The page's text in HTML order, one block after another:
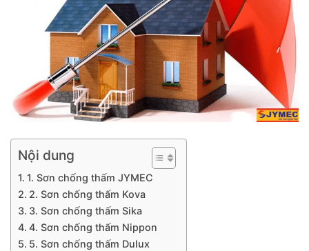
Nội dung
1. Sơn chống thấm JYMEC
2. Sơn chống thấm Kova
3. Sơn chống thấm Sika
4. Sơn chống thấm Nippon
5. Sơn chống thấm Dulux